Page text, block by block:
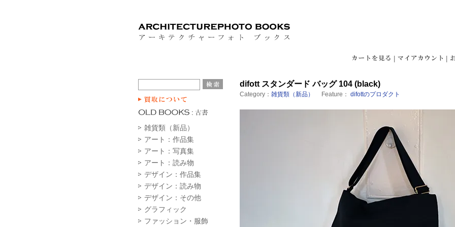
雑貨類（新品）
アート：作品集
アート：写真集
アート：読み物
デザイン：作品集
デザイン：読み物
デザイン：その他
グラフィック
ファッション・服飾
difott スタンダード バッグ 104 (black)
Category： 雑貨類（新品） Feature： difottのプロダクト